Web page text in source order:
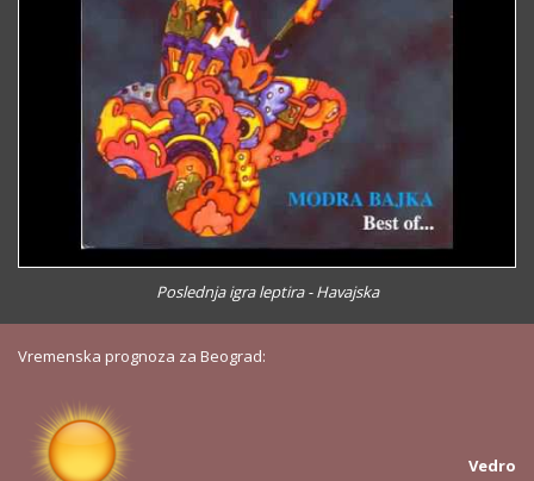
Poslednja igra leptira - Havajska
Vremenska prognoza za Beograd:
Vedro